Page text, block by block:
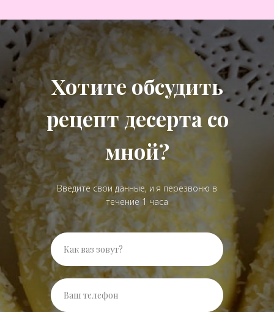
Хотите обсудить
рецепт десерта со
мной?
Введите свои данные, и я перезвоню в
течение 1 часа